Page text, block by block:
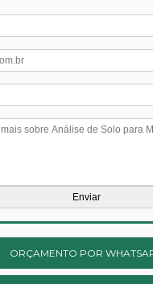
ORÇAMENTO POR